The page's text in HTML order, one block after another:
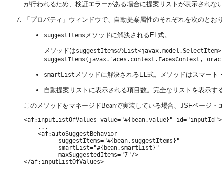
が行われるため、検証エラーがある場合に提案リストが表示されな
「プロパティ」ウィンドウで、自動提案属性のそれぞれを次のとお
suggestItems メソッドに解決されるEL式。
メソッドはsuggestItemsのList<javax.model.SelectItem>
suggestItems(javax.faces.context.FacesContext,
smartList メソッドに解決されるEL式。メソッドはスマート
自動提案リストに表示される項目数。完全なリストを表示す
このメソッドをマネージドBeanで実装している場合、JSFページ
<af:inputListOfValues value="#{bean.value}" id="inputId">
    ...
    <af:autoSuggestBehavior
          suggestItems="#{bean.suggestItems}"
          smartList="#{bean.smartList}"
          maxSuggestedItems="7"/>